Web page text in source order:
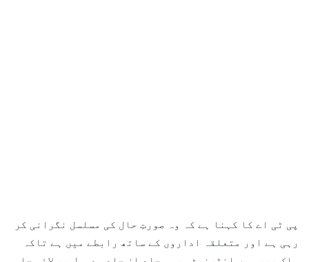
پی ٹی اے کا کہنا ہے کہ وہ صورتِ حال کی مسلسل نگرانی کر
رہی ہے اور متعلقہ اداروں کے ساتھ رابطے میں ہے تاکہ